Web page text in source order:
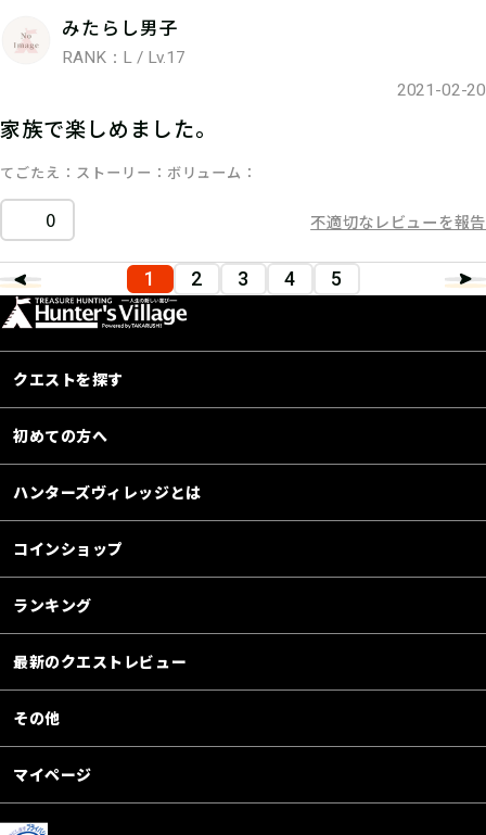
みたらし男子
RANK：L / Lv.17
2021-02-20
家族で楽しめました。
てごたえ ストーリー ボリューム
0 不適切なレビューを報告
1 2 3 4 5
クエストを探す
初めての方へ
ハンターズヴィレッジとは
コインショップ
ランキング
最新のクエストレビュー
その他
マイページ